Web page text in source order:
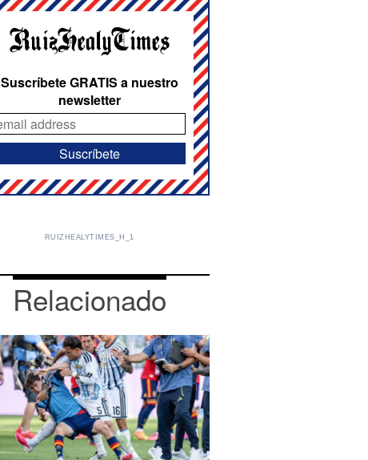
Suscríbete GRATIS a nuestro
newsletter
RUIZHEALYTIMES_H_1
Relacionado